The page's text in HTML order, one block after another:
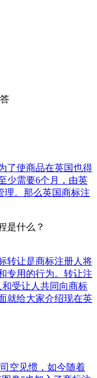
了使商品在英国也得
少需要6个月，由英
理。那么英国商标注
是什么？
转让是商标注册人将
专用的行为。转让注
受让人共同向商标
就给大家介绍现在英
空见惯，如今随着